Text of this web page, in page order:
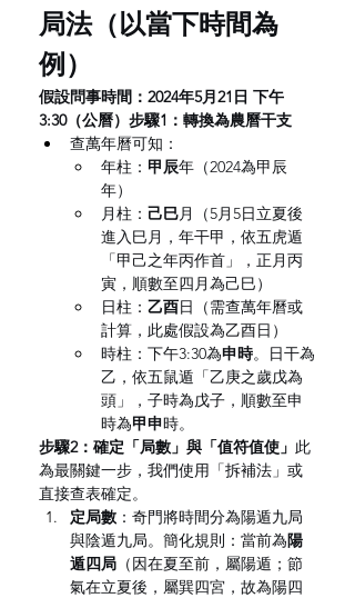
局法（以當下時間為
例）
假設問事時間：2024年5月21日 下午
3:30（公曆）步驟1：轉換為農曆干支
查萬年曆可知：
年柱： 甲辰年（2024為甲辰
年）
月柱： 己巳月（5月5日立夏後
進入巳月，年干甲，依五虎遁
「甲己之年丙作首」，正月丙
寅，順數至四月為己巳）
日柱： 乙酉日（需查萬年曆或
計算，此處假設為乙酉日）
時柱：下午3:30為申時。日干為
乙，依五鼠遁「乙庚之歲戊為
頭」，子時為戊子，順數至申
時為甲申時。
步驟2：確定「局數」與「值符值使」 此
為最關鍵一步，我們使用「拆補法」或
直接查表確定。
定局數 ：奇門將時間分為陽遁九局
與陰遁九局。簡化規則：當前為陽
遁四局 （因在夏至前，屬陽遁；節
氣在立夏後，屬巽四宮，故為陽四